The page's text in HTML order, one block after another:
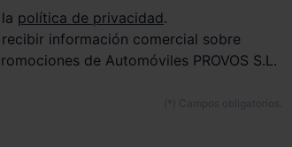
política de privacidad.
información comercial sobre
de Automóviles PROVOS S.L.